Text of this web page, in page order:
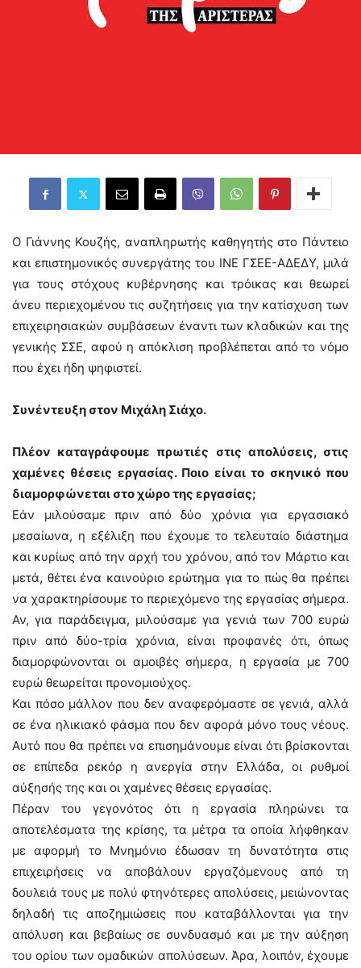
Ο Γιάννης Κουζής, αναπληρωτής καθηγητής στο Πάντειο
και επιστημονικός συνεργάτης του ΙΝΕ ΓΣΕΕ-ΑΔΕΔΥ, μιλά
για τους στόχους κυβέρνησης και τρόικας και θεωρεί
άνευ περιεχομένου τις συζητήσεις για την κατίσχυση των
επιχειρησιακών συμβάσεων έναντι των κλαδικών και της
γενικής ΣΣΕ, αφού η απόκλιση προβλέπεται από το νόμο
που έχει ήδη ψηφιστεί.
Συνέντευξη στον Μιχάλη Σιάχο.
Πλέον καταγράφουμε πρωτιές στις απολύσεις, στις
χαμένες θέσεις εργασίας. Ποιο είναι το σκηνικό που
διαμορφώνεται στο χώρο της εργασίας;
Εάν μιλούσαμε πριν από δύο χρόνια για εργασιακό
μεσαίωνα, η εξέλιξη που έχουμε το τελευταίο διάστημα
και κυρίως από την αρχή του χρόνου, από τον Μάρτιο και
μετά, θέτει ένα καινούριο ερώτημα για το πώς θα πρέπει
να χαρακτηρίσουμε το περιεχόμενο της εργασίας σήμερα.
Αν, για παράδειγμα, μιλούσαμε για γενιά των 700 ευρώ
πριν από δύο-τρία χρόνια, είναι προφανές ότι, όπως
διαμορφώνονται οι αμοιβές σήμερα, η εργασία με 700
ευρώ θεωρείται προνομιούχος.
Και πόσο μάλλον που δεν αναφερόμαστε σε γενιά, αλλά
σε ένα ηλικιακό φάσμα που δεν αφορά μόνο τους νέους.
Αυτό που θα πρέπει να επισημάνουμε είναι ότι βρίσκονται
σε επίπεδα ρεκόρ η ανεργία στην Ελλάδα, οι ρυθμοί
αύξησής της και οι χαμένες θέσεις εργασίας.
Πέραν του γεγονότος ότι η εργασία πληρώνει τα
αποτελέσματα της κρίσης, τα μέτρα τα οποία λήφθηκαν
με αφορμή το Μνημόνιο έδωσαν τη δυνατότητα στις
επιχειρήσεις να αποβάλουν εργαζόμενους από τη
δουλειά τους με πολύ φτηνότερες απολύσεις, μειώνοντας
δηλαδή τις αποζημιώσεις που καταβάλλονται για την
απόλυση και βεβαίως σε συνδυασμό και με την αύξηση
του ορίου των ομαδικών απολύσεων. Άρα, λοιπόν, έχουμε